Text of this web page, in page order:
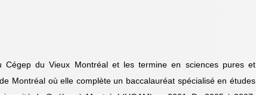
Cégep du Vieux Montréal et les termine en sciences pures et
Montréal où elle complète un baccalauréat spécialisé en études